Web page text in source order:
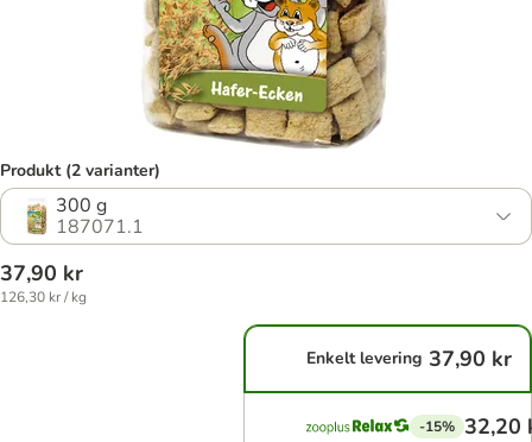
Produkt (2 varianter)
300 g
187071.1
37,90 kr
126,30 kr / kg
Enkelt levering 37,90 kr
-15% 32,20